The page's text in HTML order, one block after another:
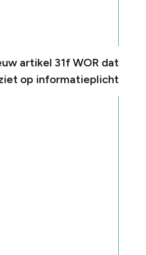
artikel 31f WOR dat
op informatieplicht